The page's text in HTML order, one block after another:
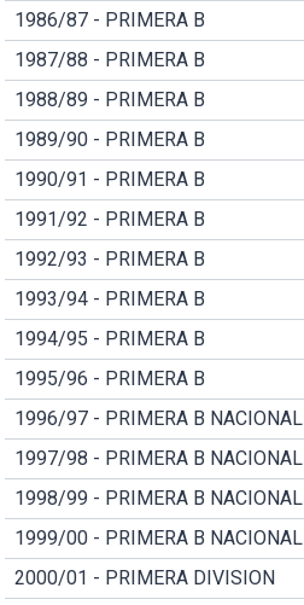
1986/87 - PRIMERA B
1987/88 - PRIMERA B
1988/89 - PRIMERA B
1989/90 - PRIMERA B
1990/91 - PRIMERA B
1991/92 - PRIMERA B
1992/93 - PRIMERA B
1993/94 - PRIMERA B
1994/95 - PRIMERA B
1995/96 - PRIMERA B
1996/97 - PRIMERA B NACIONAL
1997/98 - PRIMERA B NACIONAL
1998/99 - PRIMERA B NACIONAL
1999/00 - PRIMERA B NACIONAL
2000/01 - PRIMERA DIVISION